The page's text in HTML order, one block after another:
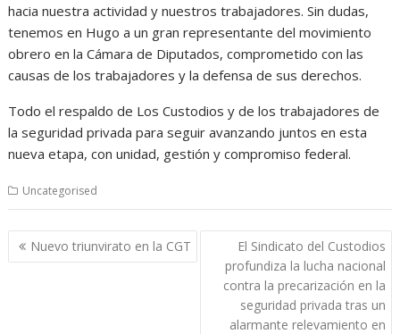
hacia nuestra actividad y nuestros trabajadores. Sin dudas,
tenemos en Hugo a un gran representante del movimiento
obrero en la Cámara de Diputados, comprometido con las
causas de los trabajadores y la defensa de sus derechos.
Todo el respaldo de Los Custodios y de los trabajadores de
la seguridad privada para seguir avanzando juntos en esta
nueva etapa, con unidad, gestión y compromiso federal.
Uncategorised
Navegación
de
Nuevo triunvirato en la CGT
El Sindicato del Custodios
profundiza la lucha nacional
contra la precarización en la
seguridad privada tras un
alarmante relevamiento en